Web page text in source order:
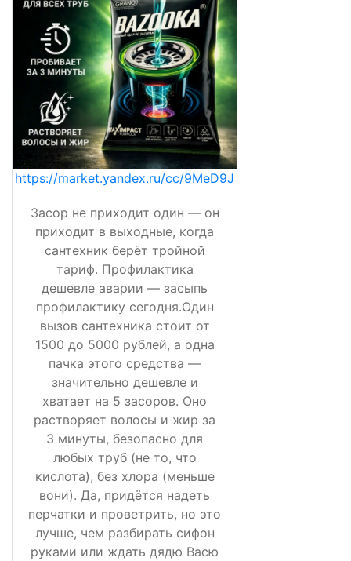
https://market.yandex.ru/cc/9MeD9J
Засор не приходит один — он
приходит в выходные, когда
сантехник берёт тройной
тариф. Профилактика
дешевле аварии — засыпь
профилактику сегодня.Один
вызов сантехника стоит от
1500 до 5000 рублей, а одна
пачка этого средства —
значительно дешевле и
хватает на 5 засоров. Оно
растворяет волосы и жир за
3 минуты, безопасно для
любых труб (не то, что
кислота), без хлора (меньше
вони). Да, придётся надеть
перчатки и проветрить, но это
лучше, чем разбирать сифон
руками или ждать дядю Васю